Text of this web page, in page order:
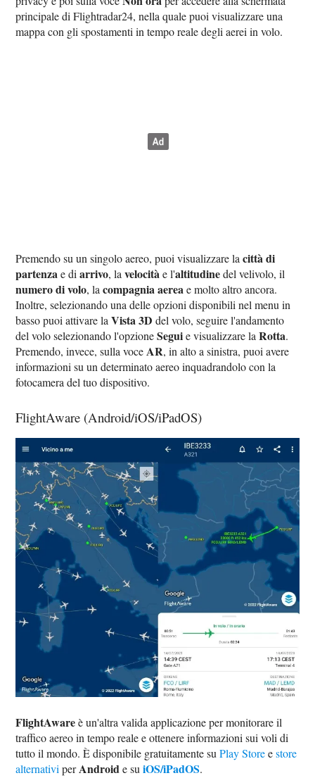
principale di Flightradar24, nella quale puoi visualizzare una
mappa con gli spostamenti in tempo reale degli aerei in volo.
Premendo su un singolo aereo, puoi visualizzare lacittà di
partenzae diarrivo, lavelocitàe l'altitudinedel velivolo, il
numero di volo, lacompagnia aereae molto altro ancora.
Inoltre, selezionando una delle opzioni disponibili nel menu in
basso puoi attivare laVista 3D del volo, seguire l'andamento
del volo selezionando l'opzioneSeguie visualizzare laRotta.
Premendo, invece, sulla voceAR, in alto a sinistra, puoi avere
informazioni su un determinato aereo inquadrandolo con la
fotocamera del tuo dispositivo.
FlightAware (Android/iOS/iPadOS)
FlightAwareè un'altra valida applicazione per monitorare il
traffico aereo in tempo reale e ottenere informazioni sui voli di
tutto il mondo. È disponibile gratuitamente suPlay Storeestore
alternativiperAndroide suiOS/iPadOS.